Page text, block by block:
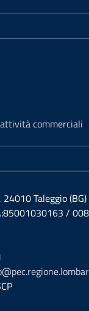
commerciali
Taleggio (BG)
/